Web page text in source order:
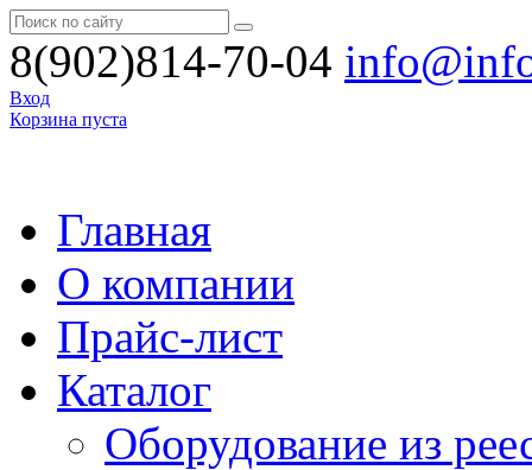
8(902)814-70-04
Вход
Корзина пуста
Главная
О компании
Прайс-лист
Каталог
Оборудование из